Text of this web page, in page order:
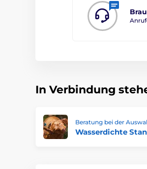
In Verbindung
Beratung bei der
Wasserdichte